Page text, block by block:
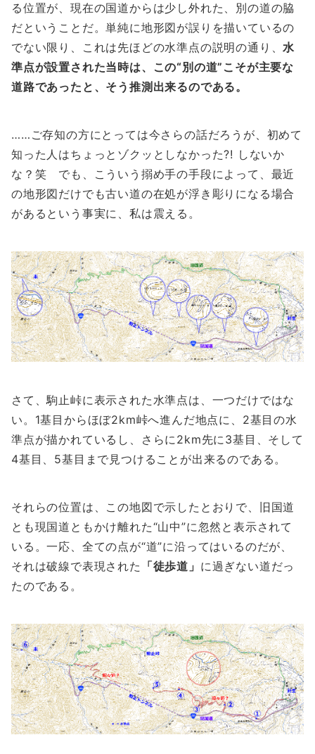
る位置が、現在の国道からは少し外れた、別の道の脇
だということだ。単純に地形図が誤りを描いているの
でない限り、これは先ほどの水準点の説明の通り、水
準点が設置された当時は、この“別の道”こそが主要な
道路であったと、そう推測出来るのである。
……ご存知の方にとっては今さらの話だろうが、初めて
知った人はちょっとゾクッとしなかった?! しないか
な？笑 でも、こういう搦め手の手段によって、最近
の地形図だけでも古い道の在処が浮き彫りになる場合
があるという事実に、私は震える。
さて、駒止峠に表示された水準点は、一つだけではな
い。1基目からほぼ2km峠へ進んだ地点に、2基目の水
準点が描かれているし、さらに2km先に3基目、そして
4基目、5基目まで見つけることが出来るのである。
それらの位置は、この地図で示したとおりで、旧国道
とも現国道ともかけ離れた“山中”に忽然と表示されて
いる。一応、全ての点が“道”に沿ってはいるのだが、
それは破線で表現された 「徒歩道」 に過ぎない道だっ
たのである。